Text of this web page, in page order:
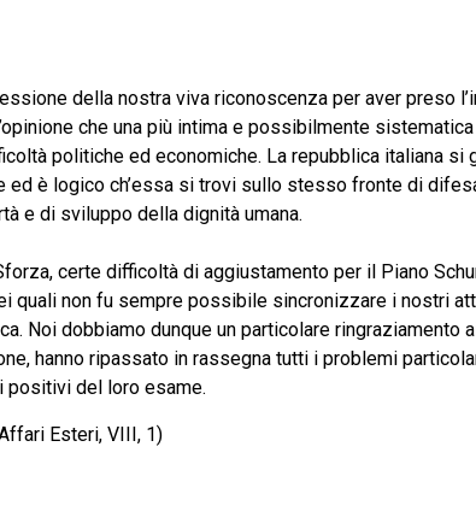
della nostra viva riconoscenza per aver preso
che una più intima e possibilmente
politiche ed economiche. La repubblica italiana si
è logico ch’essa si trovi sullo stesso fronte di
e di sviluppo della dignità umana.
certe difficoltà di aggiustamento per il Piano
quali non fu sempre possibile sincronizzare i nostri
Noi dobbiamo dunque un particolare ringraziamento
hanno ripassato in rassegna tutti i problemi
positivi del loro esame.
Esteri, VIII, 1)